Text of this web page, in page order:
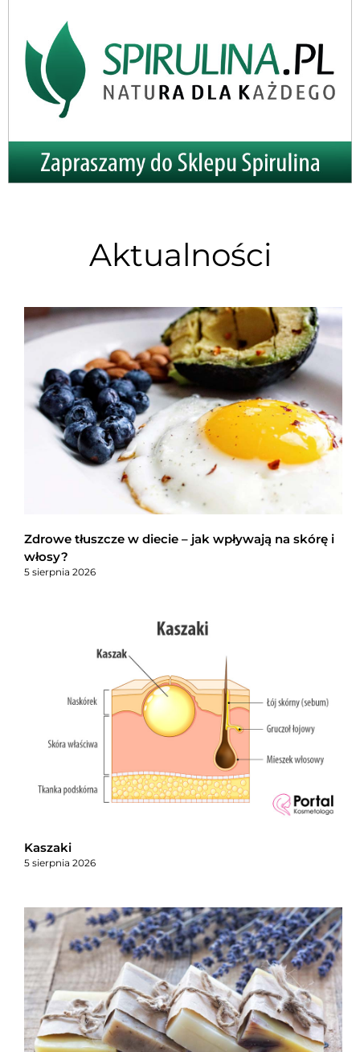
Aktualności
Zdrowe tłuszcze w diecie – jak wpływają na skórę i
włosy?
5 sierpnia 2026
Kaszaki
5 sierpnia 2026